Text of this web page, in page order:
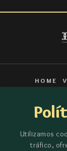
Utilizamos
tráfico,
HOME
Política de
GRAN